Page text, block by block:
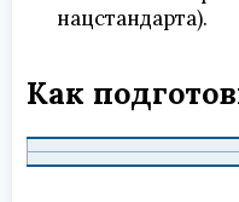
нацстандарта).
Как